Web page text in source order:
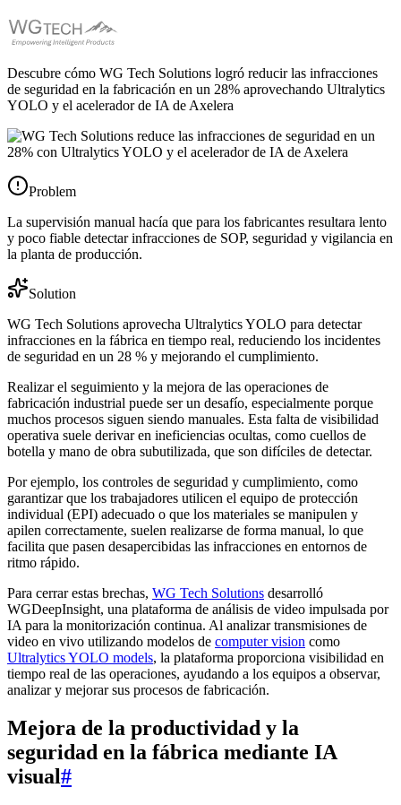
Descubre cómo WG Tech Solutions logró reducir las infracciones
de seguridad en la fabricación en un 28% aprovechando Ultralytics
YOLO y el acelerador de IA de Axelera
Problem
La supervisión manual hacía que para los fabricantes resultara lento
y poco fiable detectar infracciones de SOP, seguridad y vigilancia en
la planta de producción.
Solution
WG Tech Solutions aprovecha Ultralytics YOLO para detectar
infracciones en la fábrica en tiempo real, reduciendo los incidentes
de seguridad en un 28 % y mejorando el cumplimiento.
Realizar el seguimiento y la mejora de las operaciones de
fabricación industrial puede ser un desafío, especialmente porque
muchos procesos siguen siendo manuales. Esta falta de visibilidad
operativa suele derivar en ineficiencias ocultas, como cuellos de
botella y mano de obra subutilizada, que son difíciles de detectar.
Por ejemplo, los controles de seguridad y cumplimiento, como
garantizar que los trabajadores utilicen el equipo de protección
individual (EPI) adecuado o que los materiales se manipulen y
apilen correctamente, suelen realizarse de forma manual, lo que
facilita que pasen desapercibidas las infracciones en entornos de
ritmo rápido.
Para cerrar estas brechas, WG Tech Solutions desarrolló
WGDeepInsight, una plataforma de análisis de video impulsada por
IA para la monitorización continua. Al analizar transmisiones de
video en vivo utilizando modelos de computer vision como
Ultralytics YOLO models, la plataforma proporciona visibilidad en
tiempo real de las operaciones, ayudando a los equipos a observar,
analizar y mejorar sus procesos de fabricación.
Mejora de la productividad y la
seguridad en la fábrica mediante IA
visual#